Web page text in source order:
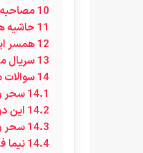
10مصاحبه
11 حاشیه
12همسر
13سریال
14سوالات
14.1سحر
14.2 این
14.3سحر
14.4نیما